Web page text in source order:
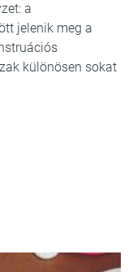
a
jelenik meg a
különösen sokat